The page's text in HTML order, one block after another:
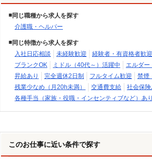
同じ職種から求人を探す
介護職・ヘルパー
同じ特徴から求人を探す
入社日応相談
未経験歓迎 経験者・有資格者歓迎
ブランクOK
ミドル（40代～）活躍中 エルダー
昇給あり
完全週休2日制 フルタイム歓迎 禁煙
残業少なめ（月20h未満）
交通費支給 社会保険
各種手当（家族・役職・インセンティブなど）あり
このお仕事に近い条件で探す